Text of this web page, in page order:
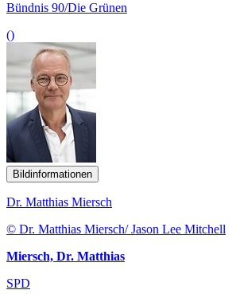
Bündnis 90/Die Grünen
()
Bildinformationen
Dr. Matthias Miersch
© Dr. Matthias Miersch/ Jason Lee Mitchell
Miersch, Dr. Matthias
SPD